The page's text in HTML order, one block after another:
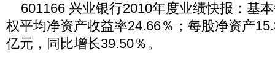
601166 兴业银行2010年度业绩快报：基
权平均净资产收益率24.66％；每股净资产
亿元，同比增长39.50％。